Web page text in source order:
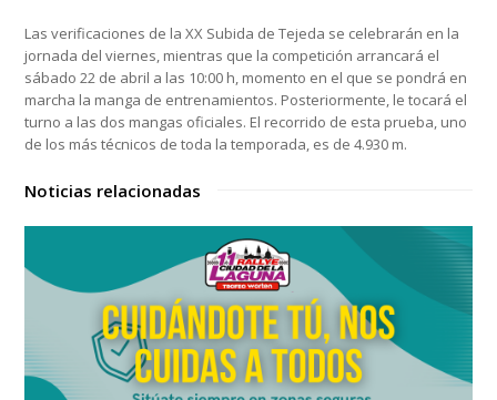
Las verificaciones de la XX Subida de Tejeda se celebrarán en la
jornada del viernes, mientras que la competición arrancará el
sábado 22 de abril a las 10:00 h, momento en el que se pondrá en
marcha la manga de entrenamientos. Posteriormente, le tocará el
turno a las dos mangas oficiales. El recorrido de esta prueba, uno
de los más técnicos de toda la temporada, es de 4.930 m.
Noticias relacionadas